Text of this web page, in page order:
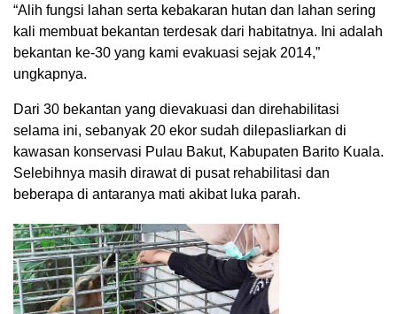
“Alih fungsi lahan serta kebakaran hutan dan lahan sering
kali membuat bekantan terdesak dari habitatnya. Ini adalah
bekantan ke-30 yang kami evakuasi sejak 2014,”
ungkapnya.
Dari 30 bekantan yang dievakuasi dan direhabilitasi
selama ini, sebanyak 20 ekor sudah dilepasliarkan di
kawasan konservasi Pulau Bakut, Kabupaten Barito Kuala.
Selebihnya masih dirawat di pusat rehabilitasi dan
beberapa di antaranya mati akibat luka parah.